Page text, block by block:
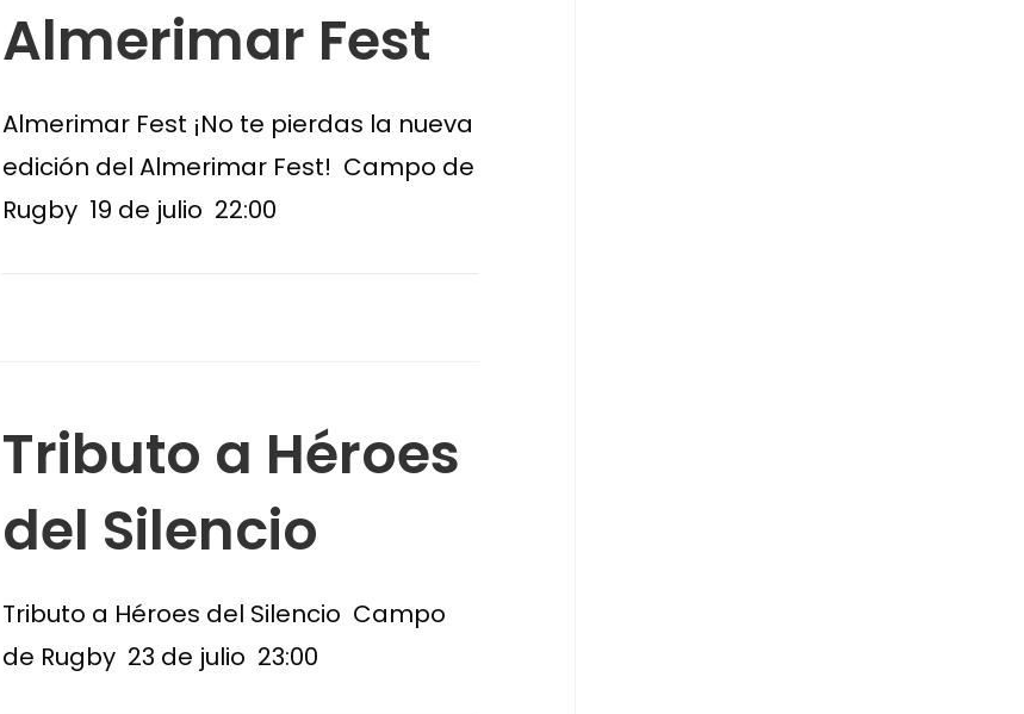
Almerimar Fest
Almerimar Fest ¡No te pierdas la nueva
edición del Almerimar Fest! Campo de
Rugby 19 de julio 22:00
Tributo a Héroes
del Silencio
Tributo a Héroes del Silencio Campo
de Rugby 23 de julio 23:00